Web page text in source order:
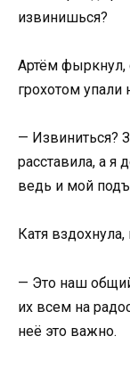
извинишься?
Артём фыркнул,
грохотом упали
— Извиниться?
расставила, а я
ведь и мой
Катя
— Это наш
их всем на
неё это важно.